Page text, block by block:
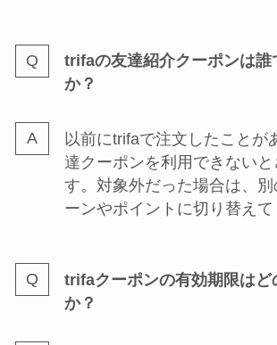
trifaの友達紹介クーポンは誰
か？
以前にtrifaで注文したことが
達クーポンを利用できないと
す。対象外だった場合は、
ーンやポイントに切り替えて
trifaクーポンの有効期限はど
か？